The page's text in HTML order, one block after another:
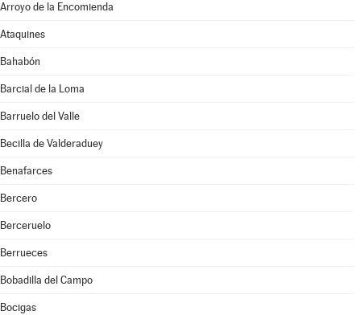
Arroyo de la Encomienda
Ataquines
Bahabón
Barcial de la Loma
Barruelo del Valle
Becilla de Valderaduey
Benafarces
Bercero
Berceruelo
Berrueces
Bobadilla del Campo
Bocigas